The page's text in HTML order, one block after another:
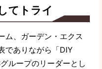
てトライ
ム、ガーデン・エクス
でありながら「DIY
ループのリーダーとし